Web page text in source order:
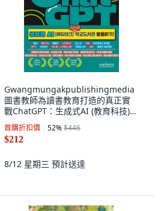
Gwangmungakpublishingmedia
圖書教師為讀書教育打造的真正實
戰ChatGPT：生成式AI (教育科技)
圖書教師與學校圖書館活用!
首購折扣價 52%$446
$212
8/12 星期三 預計送達